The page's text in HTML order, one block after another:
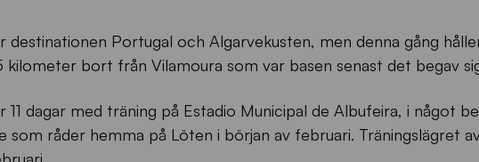
destinationen Portugal och Algarvekusten, men denna gång
kilometer bort från Vilamoura som var basen senast det begav
11 dagar med träning på Estadio Municipal de Albufeira, i något
som råder hemma på Löten i början av februari. Träningslägret